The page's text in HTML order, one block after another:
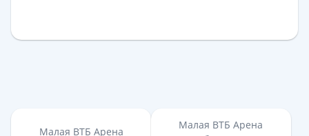
Малая ВТБ Арена
Малая ВТБ Арена